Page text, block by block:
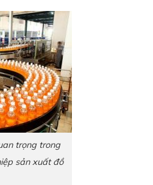
trọng trong
sản xuất đồ